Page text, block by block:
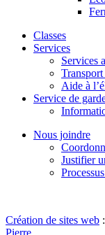
Classes
Services
Services
Aide à
Service de
Nous joindre
Justifier
Création de sites web :